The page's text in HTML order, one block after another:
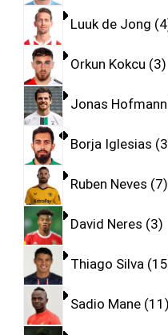
Luuk de Jong 4
Orkun Kokcu 3
Jonas Hofmann
Borja Iglesias 3
Ruben Neves 7
David Neres 3
Thiago Silva 15
Sadio Mane 11